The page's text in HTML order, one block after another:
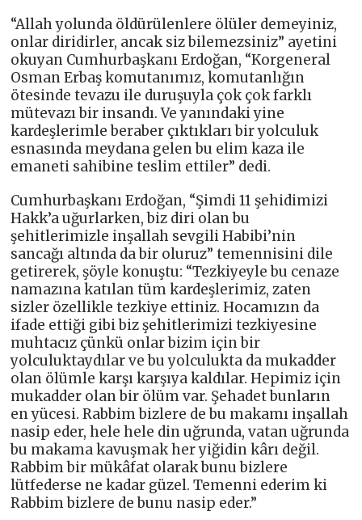
“Allah yolunda öldürülenlere ölüler demeyiniz,
onlar diridirler, ancak siz bilemezsiniz” ayetini
okuyan Cumhurbaşkanı Erdoğan, “Korgeneral
Osman Erbaş komutanımız, komutanlığın
ötesinde tevazu ile duruşuyla çok çok farklı
mütevazı bir insandı. Ve yanındaki yine
kardeşlerimle beraber çıktıkları bir yolculuk
esnasında meydana gelen bu elim kaza ile
emaneti sahibine teslim ettiler” dedi.
Cumhurbaşkanı Erdoğan, “Şimdi 11 şehidimizi
Hakk’a uğurlarken, biz diri olan bu
şehitlerimizle inşallah sevgili Habibi’nin
sancağı altında da bir oluruz” temennisini dile
getirerek, şöyle konuştu: “Tezkiyeyle bu cenaze
namazına katılan tüm kardeşlerimiz, zaten
sizler özellikle tezkiye ettiniz. Hocamızın da
ifade ettiği gibi biz şehitlerimizi tezkiyesine
muhtacız çünkü onlar bizim için bir
yolculuktaydılar ve bu yolculukta da mukadder
olan ölümle karşı karşıya kaldılar. Hepimiz için
mukadder olan bir ölüm var. Şehadet bunların
en yücesi. Rabbim bizlere de bu makamı inşallah
nasip eder, hele hele din uğrunda, vatan uğrunda
bu makama kavuşmak her yiğidin kârı değil.
Rabbim bir mükâfat olarak bunu bizlere
lütfederse ne kadar güzel. Temenni ederim ki
Rabbim bizlere de bunu nasip eder.”